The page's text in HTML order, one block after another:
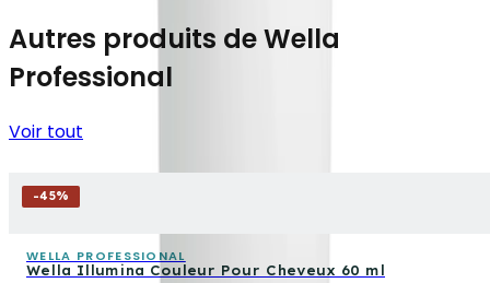
Autres produits de Wella
Professional
Voir tout
-45%
WELLA PROFESSIONAL
Wella Illumina Couleur Pour Cheveux 60 ml